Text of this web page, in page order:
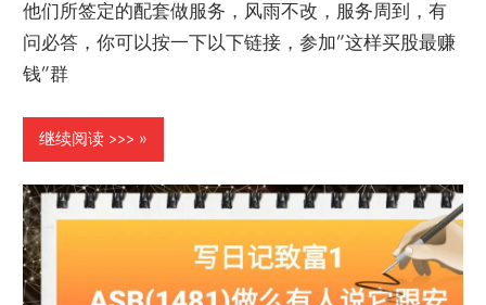
他们所签定的配套做服务，风雨不改，服务周到，有
问必答，你可以按一下以下链接，参加”这样买股最赚
钱”群
继续阅读 >>>